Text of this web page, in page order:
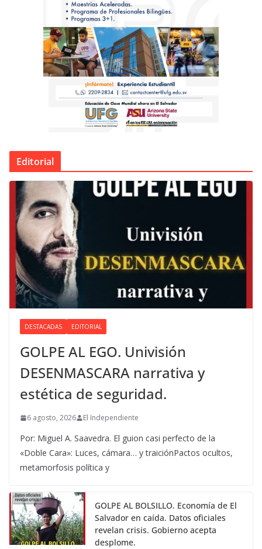
Editorial
DESTACADAS EDITORIAL
GOLPE AL EGO. Univisión
DESENMASCARA narrativa y
estética de seguridad.
6 agosto, 2026 El Independiente
Por: Miguel A. Saavedra. El guion casi perfecto de la
«Doble Cara»: Luces, cámara… y traiciónPactos ocultos,
metamorfosis política y
GOLPE AL BOLSILLO. Economía de El
Salvador en caída. Datos oficiales
revelan crisis. Gobierno acepta
desplome.